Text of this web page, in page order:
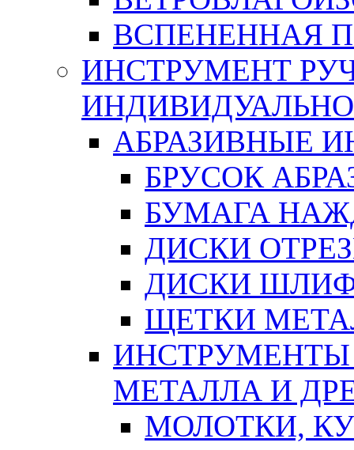
ВСПЕНЕННАЯ
ИНСТРУМЕНТ
АБРАЗИВНЫЕ
БРУСОК
БУМАГА
ДИСКИ
ДИСКИ
ЩЕТКИ
ИНСТРУМЕНТЫ
МЕТАЛЛА И
МОЛОТКИ,